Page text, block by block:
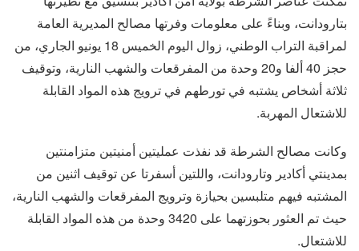
بتارودانت، وبناءً على معلومات وفرتها مصالح المديرية العامة
لمراقبة التراب الوطني، زوال اليوم الخميس 18 يونيو الجاري، من
حجز 40 ألفا و20 وحدة من المفرقعات والشهب النارية، وتوقيف
ثلاثة أشخاص يشتبه في تورطهم في ترويج هذه المواد القابلة
للاشتعال المهربة.
وكانت مصالح الشرطة قد نفذت عمليتين أمنيتين متزامنتين
بمدينتي أكادير وتارودانت، واللتين أسفرتا عن توقيف اثنين من
المشتبه فيهم متلبسين بحيازة وترويج المفرقعات والشهب النارية،
حيث تم العثور بحوزتهما على 3420 وحدة من هذه المواد القابلة
للاشتعال.